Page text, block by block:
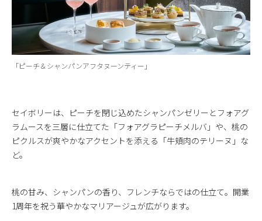
「ピーチ＆シャンパンアフタヌーンティー」
セイボリーは、ピーチを閉じ込めたシャンパンゼリーとフォアグ
ラムースを三層に仕立てた「フォアグラピーチメルバ」や、桃の
ピクルスが爽やかなアクセントを添える「牛頬肉のテリーヌ」な
ど。
桃の甘み、シャンパンの香り、フレンチならではの仕立て。開業
1周年を祝う華やかなマリアージュが広がります。